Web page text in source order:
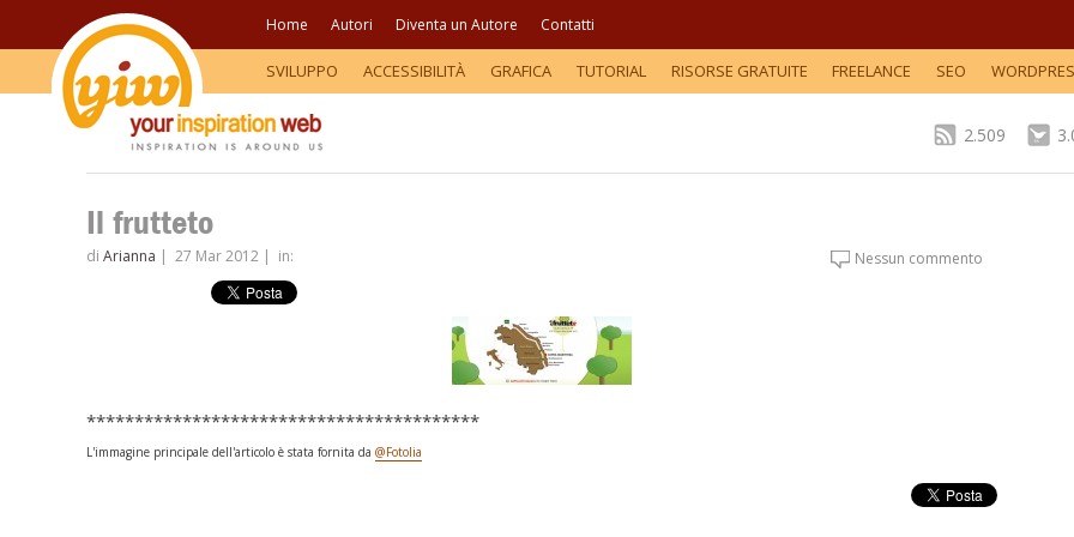
Home Autori Diventa un Autore Contatti
SVILUPPO ACCESSIBILITÀ GRAFICA TUTORIAL RISORSE GRATUITE FREELANCE SEO
2.509
Il frutteto
di Arianna | 27 Mar 2012 | in: Nessun commento
*****************************************
L'immagine principale dell'articolo è stata fornita da @Fotolia